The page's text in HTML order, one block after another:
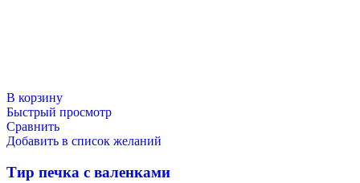
В корзину
Быстрый просмотр
Сравнить
Добавить в список желаний
Тир печка с валенками